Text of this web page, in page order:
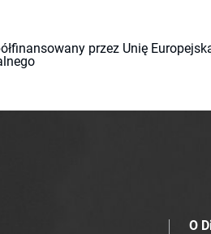
przez Unię
O